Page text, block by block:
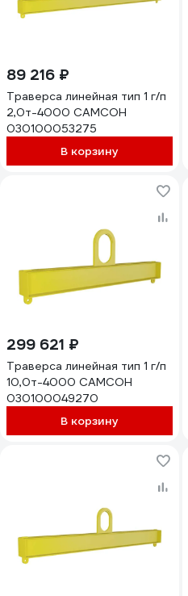
89 216 ₽
Траверса линейная тип 1 г/п
2,0т-4000 САМСОН
030100053275
В корзину
299 621 ₽
Траверса линейная тип 1 г/п
10,0т-4000 САМСОН
030100049270
В корзину